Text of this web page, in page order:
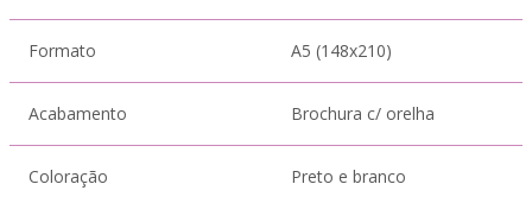
Formato A5 (148x210)
Acabamento Brochura c/ orelha
Coloração Preto e branco